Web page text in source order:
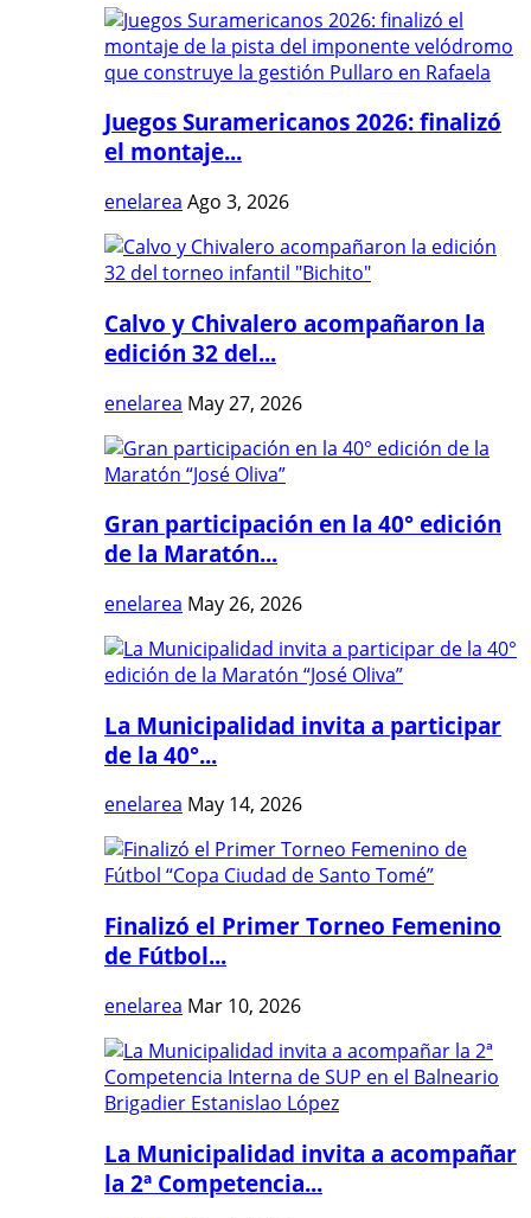
Juegos Suramericanos 2026: finalizó
el montaje...
enelarea Ago 3, 2026
Calvo y Chivalero acompañaron la
edición 32 del...
enelarea May 27, 2026
Gran participación en la 40° edición
de la Maratón...
enelarea May 26, 2026
La Municipalidad invita a participar
de la 40°...
enelarea May 14, 2026
Finalizó el Primer Torneo Femenino
de Fútbol...
enelarea Mar 10, 2026
La Municipalidad invita a acompañar
la 2ª Competencia...